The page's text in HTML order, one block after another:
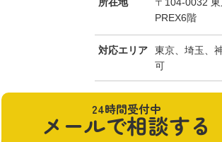
所在地
〒104-0032
PREX6階
対応エリア
東京、埼玉、
可
24時間受付中
メールで相談する